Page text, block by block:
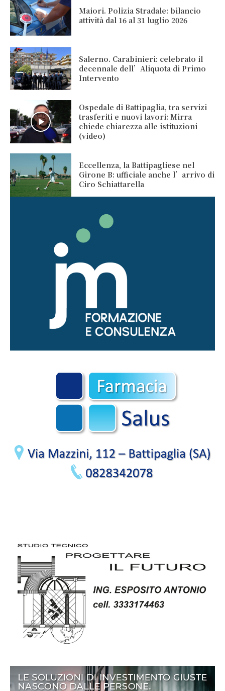
Maiori. Polizia Stradale: bilancio
attività dal 16 al 31 luglio 2026
Salerno. Carabinieri: celebrato il
decennale dell’Aliquota di Primo
Intervento
Ospedale di Battipaglia, tra servizi
trasferiti e nuovi lavori: Mirra
chiede chiarezza alle istituzioni
(video)
Eccellenza, la Battipagliese nel
Girone B: ufficiale anche l’arrivo di
Ciro Schiattarella